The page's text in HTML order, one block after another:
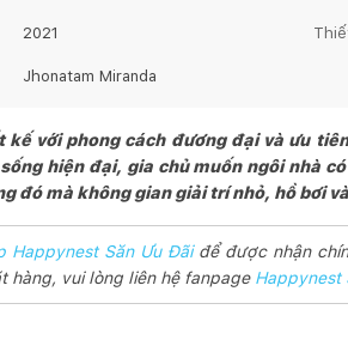
2021
Jhonatam Miranda
kế với phong cách đương đại và ưu
hiện đại, gia chủ muốn ngôi nhà
đó mà không gian giải trí nhỏ, hồ bơi
Happynest Săn Ưu Đãi để được nhận
hàng, vui lòng liên hệ fanpage Happynest